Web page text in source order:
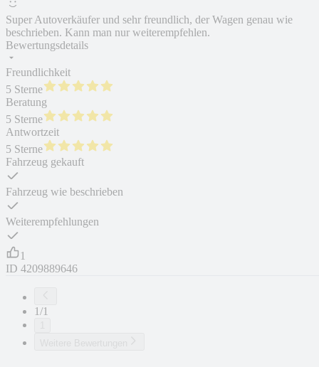
Super Autoverkäufer und sehr freundlich, der Wagen genau wie
beschrieben. Kann man nur weiterempfehlen.
Bewertungsdetails
Freundlichkeit
5 Sterne
Beratung
5 Sterne
Antwortzeit
5 Sterne
Fahrzeug gekauft
Fahrzeug wie beschrieben
Weiterempfehlungen
1
ID 4209889646
1/1